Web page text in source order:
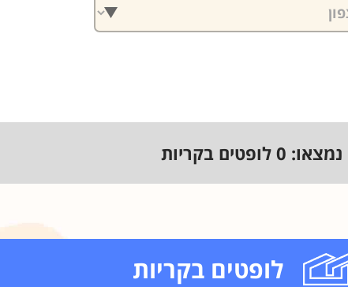
נמצאו: 0 לופטים בקריות
לופטים בקריות